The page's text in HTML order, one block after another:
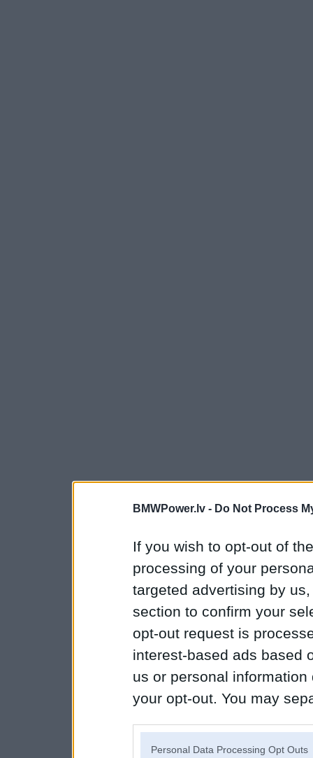
BMWPower.lv - Do Not Process
If you wish to opt-out of
processing of your
targeted advertising by
section to confirm your
opt-out request is
interest-based ads based
us or personal
your opt-out. You may
Personal Data Processing Opt Outs